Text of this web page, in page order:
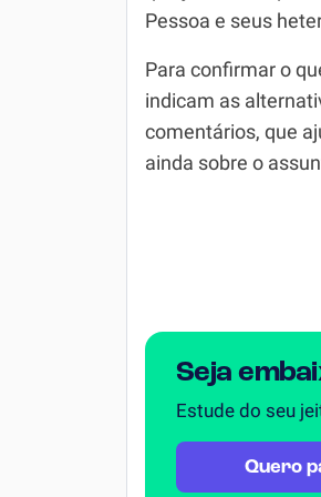
Todos os Exercícios
Pessoa e seus
Para confirmar o
indicam as
comentários, que
ainda sobre o
Seja
Estude do seu
Quero